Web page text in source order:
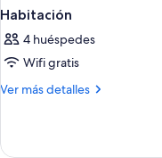
Habitación
4 huéspedes
Wifi gratis
Ver más detalles
Más